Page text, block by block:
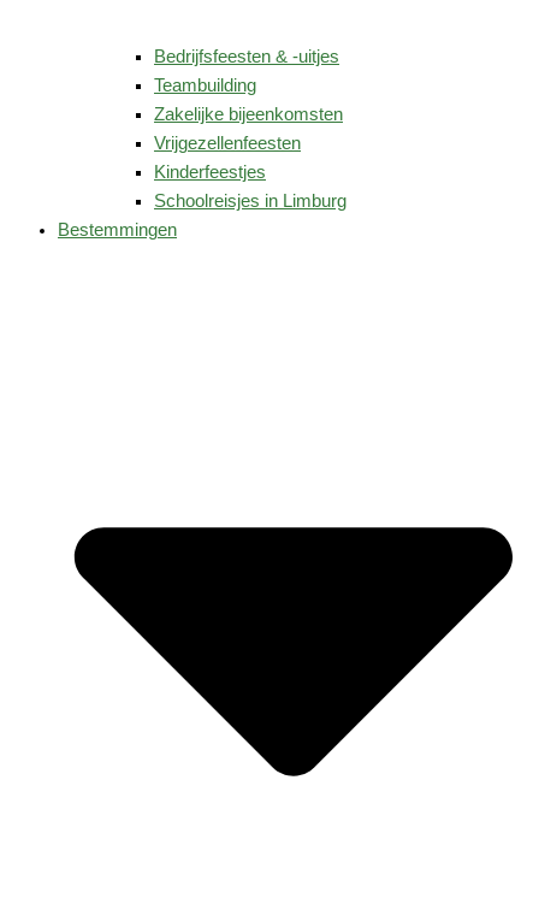
Bedrijfsfeesten & -uitjes
Teambuilding
Zakelijke bijeenkomsten
Vrijgezellenfeesten
Kinderfeestjes
Schoolreisjes in Limburg
Bestemmingen